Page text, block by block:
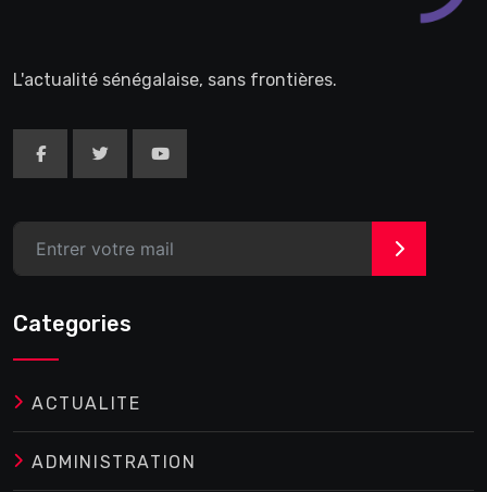
L'actualité sénégalaise, sans frontières.
>
Categories
ACTUALITE
ADMINISTRATION